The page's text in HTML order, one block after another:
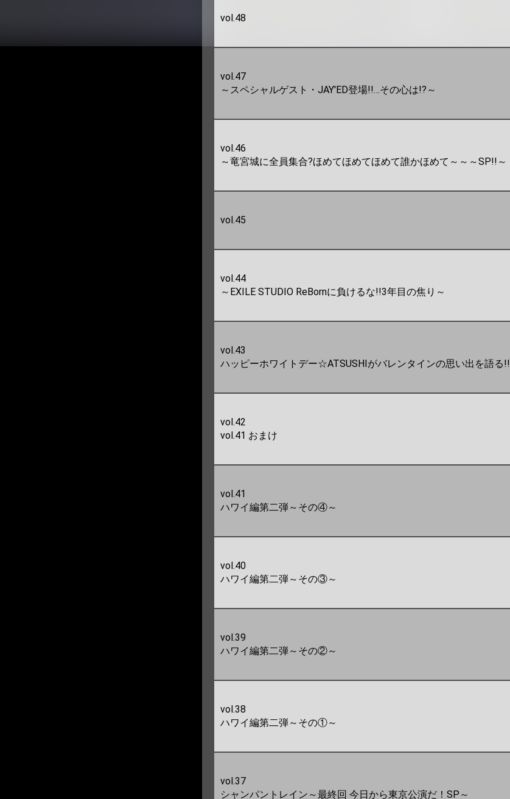
vol.48
vol.47
～スペシャルゲスト・JAY'ED登場!!…その心は!?～
vol.46
～竜宮城に全員集合?ほめてほめてほめて誰かほめて～～～SP!!～
vol.45
vol.44
～EXILE STUDIO ReBornに負けるな!!3年目の焦り～
vol.43
ハッピーホワイトデー☆ATSUSHIがバレンタインの思い出を語る!!
vol.42
vol.41 おまけ
vol.41
ハワイ編第二弾～その④～
vol.40
ハワイ編第二弾～その③～
vol.39
ハワイ編第二弾～その②～
vol.38
ハワイ編第二弾～その①～
vol.37
シャンパントレイン～最終回 今日から東京公演だ！SP～